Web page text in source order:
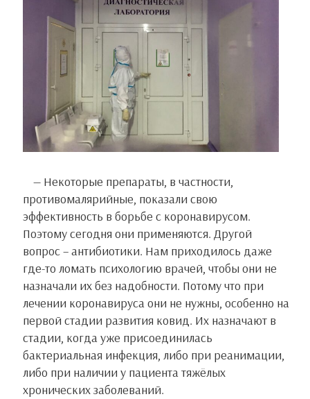
— Некоторые препараты, в частности,
противомалярийные, показали свою
эффективность в борьбе с коронавирусом.
Поэтому сегодня они применяются. Другой
вопрос – антибиотики. Нам приходилось даже
где-то ломать психологию врачей, чтобы они не
назначали их без надобности. Потому что при
лечении коронавируса они не нужны, особенно на
первой стадии развития ковид. Их назначают в
стадии, когда уже присоединилась
бактериальная инфекция, либо при реанимации,
либо при наличии у пациента тяжёлых
хронических заболеваний.